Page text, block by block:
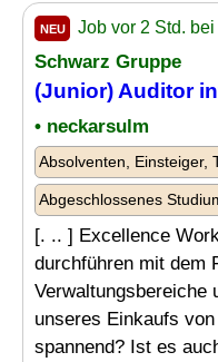
NEU Job vor 2 Std.
Schwarz Gruppe
(Junior) Auditor
• neckarsulm
Absolventen, Einsteiger,
Abgeschlossenes
[. .. ] Excellence
durchführen mit dem
Verwaltungsbereiche
unseres Einkaufs
spannend? Ist es